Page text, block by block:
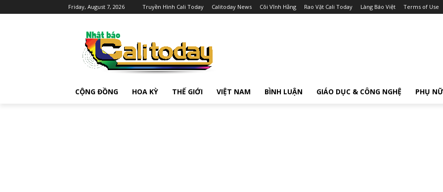
Friday, August 7, 2026 Truyền Hình Cali Today Calitoday News Cõi Vĩnh Hằng Rao Vặt Cali Today Làng Báo Việt Terms of Use
CỘNG ĐỒNG HOA KỲ THẾ GIỚI VIỆT NAM BÌNH LUẬN GIÁO DỤC & CÔNG NGHỆ PHỤ NỮ